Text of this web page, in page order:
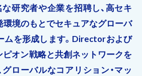
な研究者や企業を招聘し、高セキ
環境のもとでセキュアなグローバ
ムを形成します。Directorおよび
オン戦略と共創ネットワークを
ローバルなコアリション・マッ